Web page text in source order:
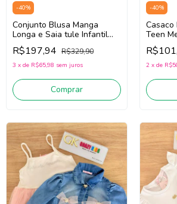
-40%
Conjunto Blusa Manga
Longa e Saia tule Infantil
Menina Gabriela Aquarela
261054 (Off White/Rosa)
R$197,94 R$329,90
3 x de R$65,98 sem juros
Comprar
-40%
Teen
White)
2 x de